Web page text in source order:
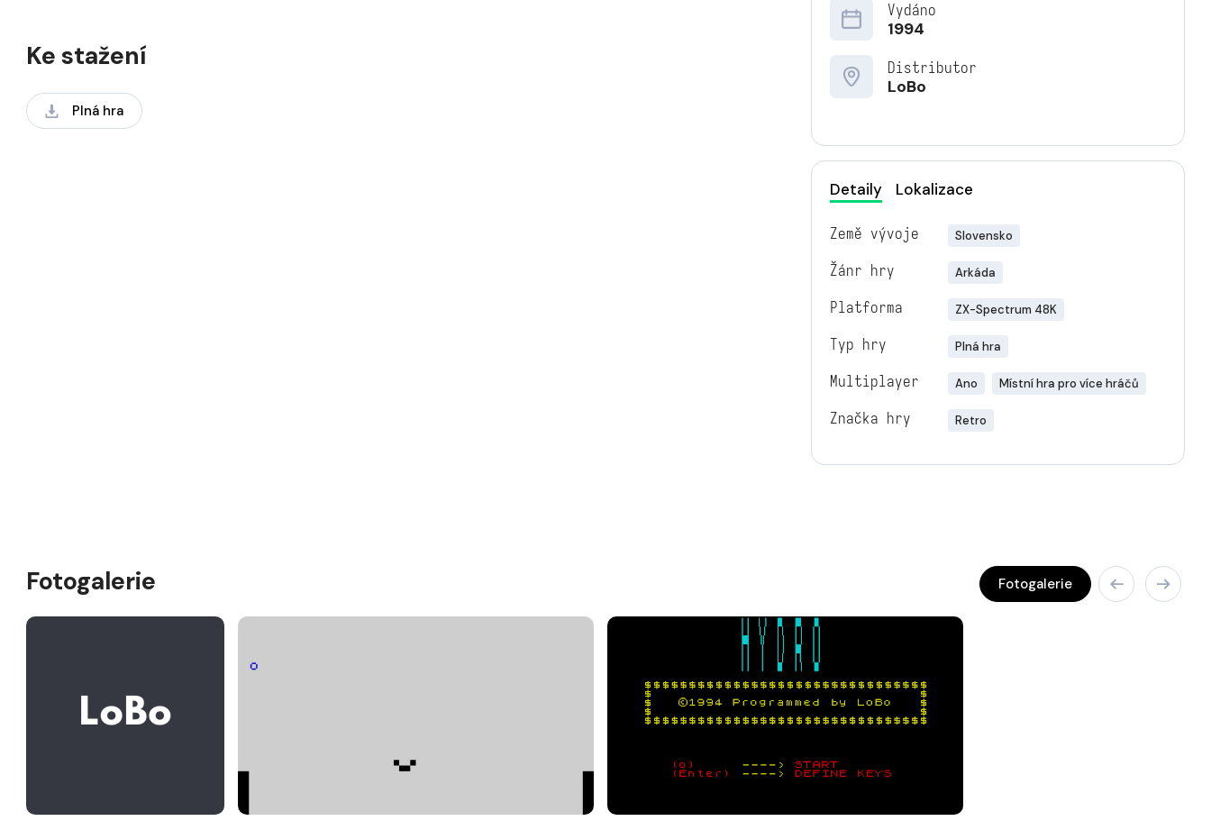
Vydáno
1994
Distributor
LoBo
Detaily Lokalizace
Země vývoje Slovensko
Žánr hry Arkáda
Platforma ZX-Spectrum 48K
Typ hry Plná hra
Multiplayer Ano Místní hra pro více hráčů
Značka hry Retro
Ke stažení
Plná hra
Fotogalerie Fotogalerie